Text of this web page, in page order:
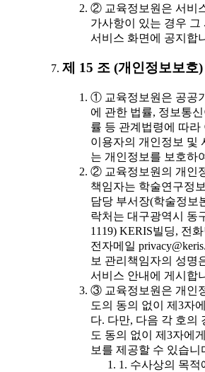
② 교육정보원은 서비
가사항이 있는 경우 그
서비스 화면에 공지합
제 15 조 (개인정보보호)
① 교육정보원은 공공
에 관한 법률, 정보통
률 등 관계법령에 따
이용자의 개인정보 및
는 개인정보를 보호하
② 교육정보원의 개인
책임자는 학술연구정
담당 부서장(학술정보
락처는 대구광역시 동
1119) KERIS빌딩, 전
전자메일
보 관리책임자의 성명
서비스 안내에 게시합
③ 교육정보원은 개인
도의 동의 없이 제3자
다. 다만, 다음 각 호의
도 동의 없이 제3자에
보를 제공할 수 있습니
1. 수사상의 목적